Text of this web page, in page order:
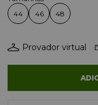
44 46 48
Provador virtual